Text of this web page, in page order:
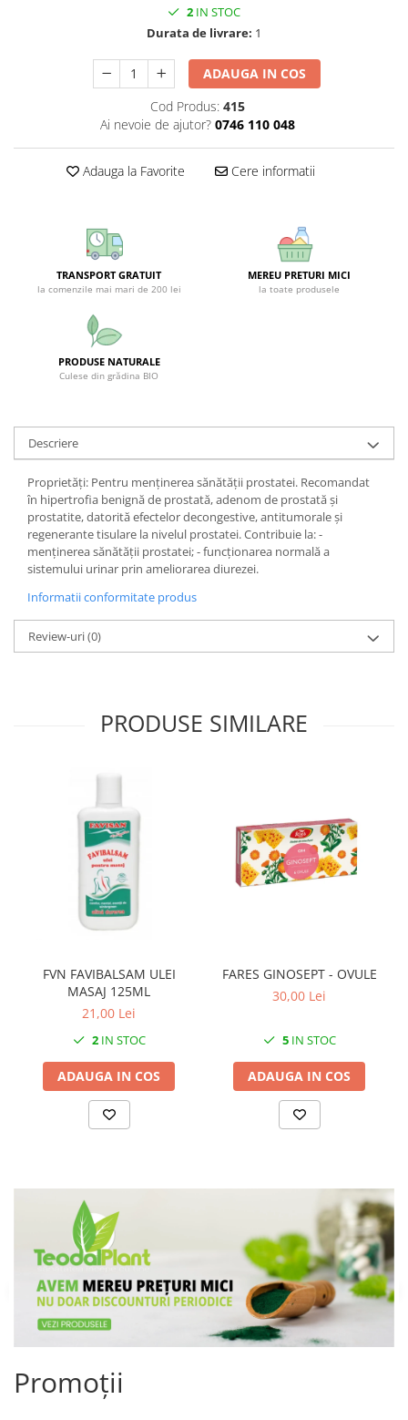
SUPLIMENTE COLESTEROL
SUPLIMENTE RĂCEALĂ- APARAT
RESPIRATOR ANTIVIRAL
SUPLIMENTE ANTIOXIDANȚI-
SUPLIMENTE URO-GENITAL
ANTIPARAZITARE
SUPLIMENTE IMUNITATE
COSMETICE FAȚĂ
FOOD SEMINȚE- OLEAGINOASE
ULEIURI
GEMODERIVATE
SUPOZITOARE
TINCTURI
SUPERALIMENTE
2 IN STOC
Durata de livrare: 1
ADAUGA IN COS
Cod Produs: 415
Ai nevoie de ajutor? 0746 110 048
Adauga la Favorite Cere informatii
TRANSPORT GRATUIT
la comenzile mai mari de 200 lei
MEREU PRETURI MICI
la toate produsele
PRODUSE NATURALE
Culese din grădina BIO
Descriere
Proprietăți: Pentru menținerea sănătății prostatei. Recomandat
în hipertrofia benignă de prostată, adenom de prostată și
prostatite, datorită efectelor decongestive, antitumorale și
regenerante tisulare la nivelul prostatei. Contribuie la: -
menținerea sănătății prostatei; - funcționarea normală a
sistemului urinar prin ameliorarea diurezei.
Informatii conformitate produs
Review-uri(0)
PRODUSE SIMILARE
FVN FAVIBALSAM ULEI
MASAJ 125ML
21,00 Lei
2IN STOC
ADAUGA IN COS
FARES GINOSEPT - OVULE
30,00 Lei
5IN STOC
ADAUGA IN COS
Promoții